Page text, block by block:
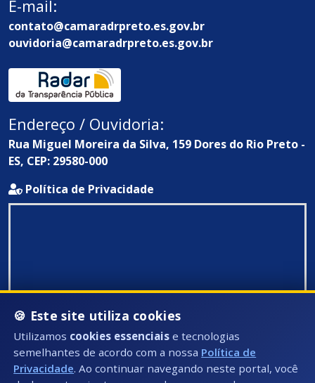
E-mail:
contato@camaradrpreto.es.gov.br
ouvidoria@camaradrpreto.es.gov.br
Endereço / Ouvidoria:
Rua Miguel Moreira da Silva, 159 Dores do Rio Preto -
ES, CEP: 29580-000
Política de Privacidade
🍪 Este site utiliza cookies
Utilizamos cookies essenciais e tecnologias
semelhantes de acordo com a nossa Política de
Privacidade. Ao continuar navegando neste portal, você